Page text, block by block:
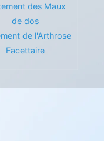
des Maux
de dos
de l'Arthrose
Facettaire